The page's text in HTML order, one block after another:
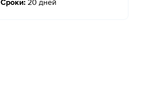
Сроки: 20 дней